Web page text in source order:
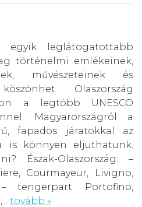
egyik leglátogatottabb
történelmi emlékeinek,
művészeteinek és
Olaszország
a legtöbb UNESCO
Magyarországról a
fapados járatokkal az
is könnyen eljuthatunk.
Észak-Olaszország: –
Courmayeur, Livigno,
– tengerpart: Portofino,
tovább »